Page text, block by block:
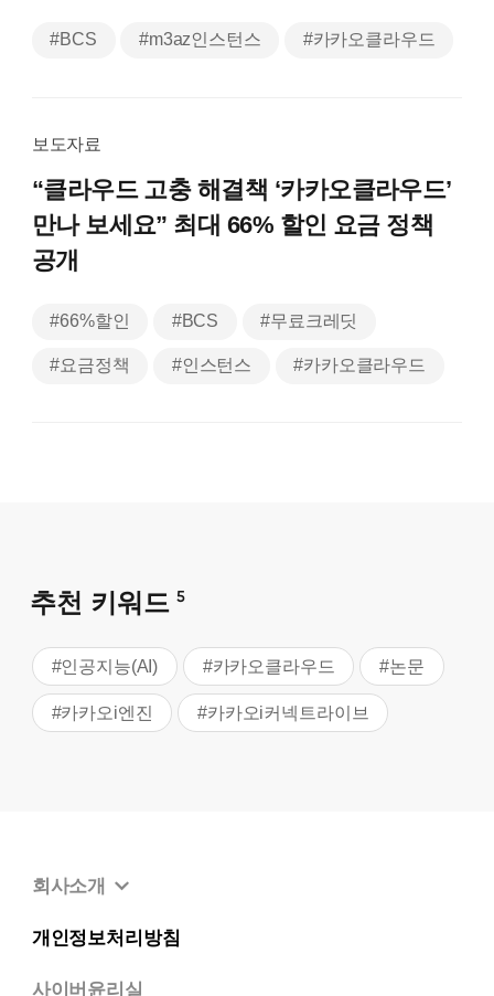
#BCS #m3az인스턴스 #카카오클라우드
보도자료
“클라우드 고충 해결책 ‘카카오클라우드’
만나 보세요” 최대 66% 할인 요금 정책
공개
#66%할인 #BCS #무료크레딧
#요금정책 #인스턴스 #카카오클라우드
추천 키워드 5
#인공지능(AI) #카카오클라우드 #논문
#카카오i엔진 #카카오i커넥트라이브
회사소개
개인정보처리방침
사이버윤리실